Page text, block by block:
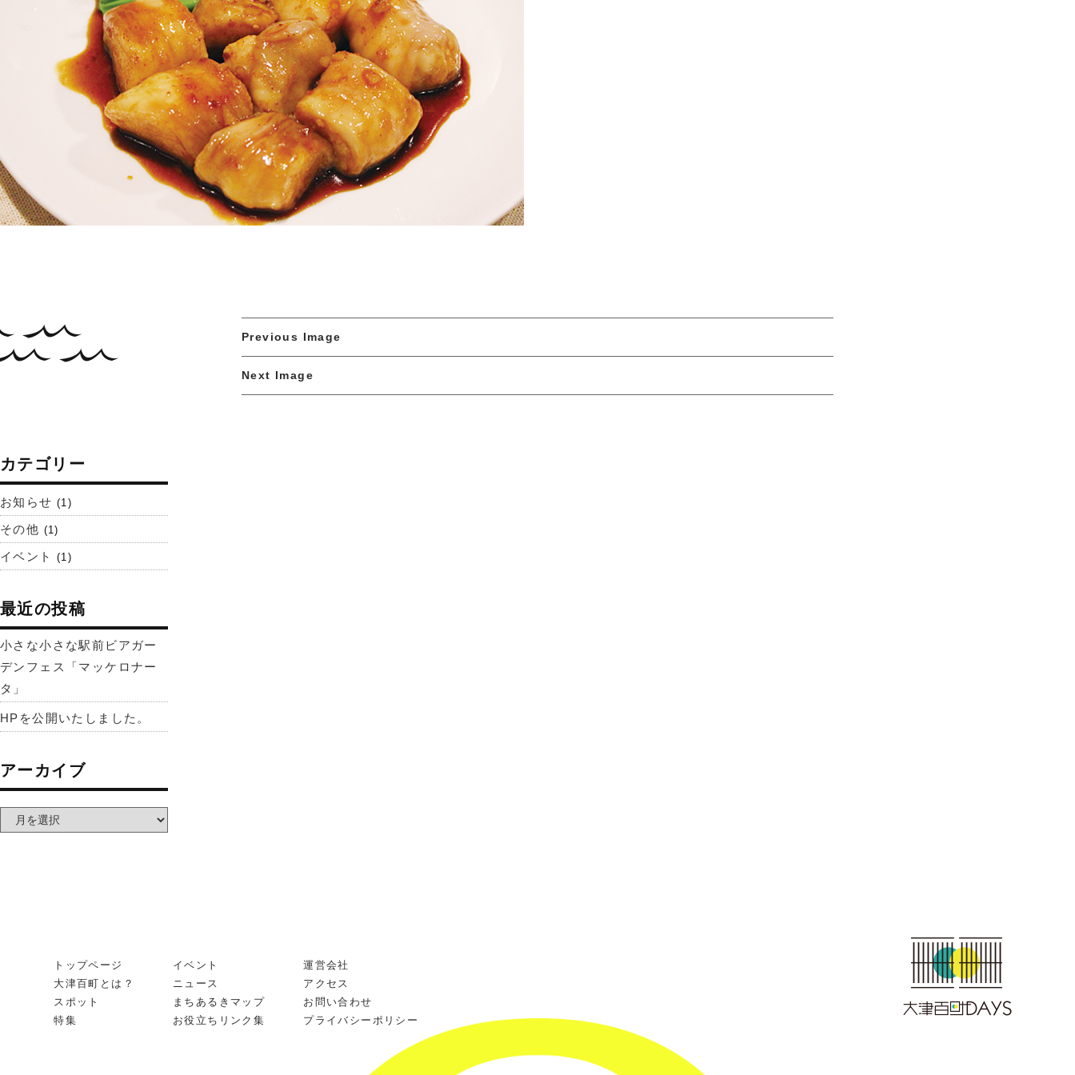
Previous Image
Next Image
カテゴリー
お知らせ (1)
その他 (1)
イベント (1)
最近の投稿
小さな小さな駅前ビアガー
デンフェス「マッケロナー
タ」
HPを公開いたしました。
アーカイブ
トップページ
大津百町とは？
スポット
特集
イベント
ニュース
まちあるきマップ
お役立ちリンク集
運営会社
アクセス
お問い合わせ
プライバシーポリシー